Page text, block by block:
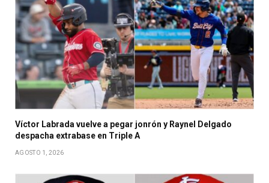
Víctor Labrada vuelve a pegar jonrón y Raynel Delgado
despacha extrabase en Triple A
AGOSTO 1, 2026